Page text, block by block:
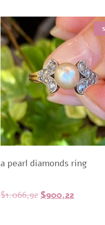
a pearl diamonds ring
$1.066,92 Original
$900,22Current